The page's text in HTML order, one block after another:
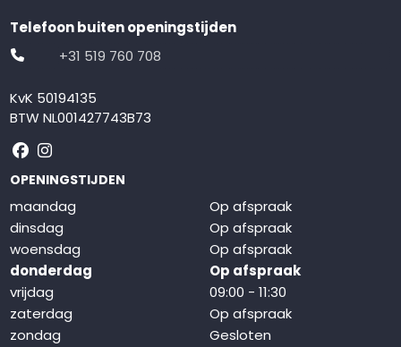
Telefoon buiten openingstijden
+31 519 760 708
KvK 50194135
BTW NL001427743B73
Volg ons op Facebook
Volg ons op Instagram
OPENINGSTIJDEN
maandag
Op afspraak
dinsdag
Op afspraak
woensdag
Op afspraak
donderdag
Op afspraak
vrijdag
09:00 - 11:30
zaterdag
Op afspraak
zondag
Gesloten